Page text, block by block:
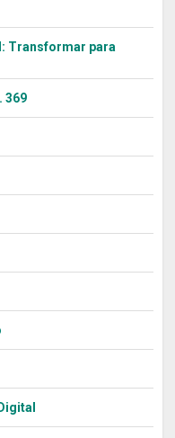
Transformar para
369